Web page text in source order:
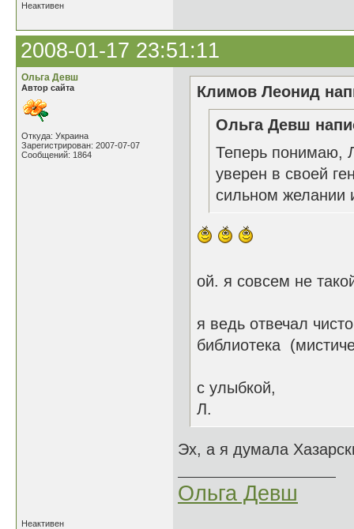
Неактивен
2008-01-17 23:51:11
Ольга Девш
Автор сайта
Откуда: Украина
Зарегистрирован: 2007-07-07
Сообщений: 1864
Климов Леонид
Ольга Девш
Теперь понимаю,
уверен в своей
сильном желании
ой. я совсем не
я ведь отвечал
библиотека
с улыбкой,
Л.
Эх, а я думала
Ольга Девш
Неактивен